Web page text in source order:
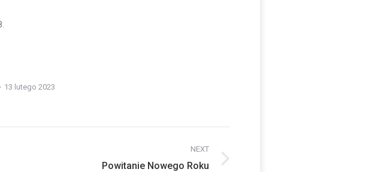
13 lutego 2023
NEXT
Powitanie Nowego Roku